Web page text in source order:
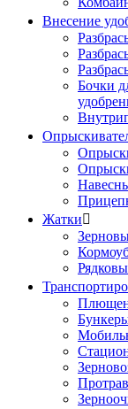
Внесение
Бочки
Жатки